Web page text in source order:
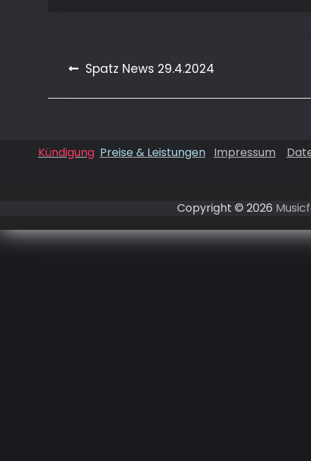
Beitragsnavigation
Spatz News 29.4.2024
Kündigung Preise & Leistungen Impressum
Copyright © 2026